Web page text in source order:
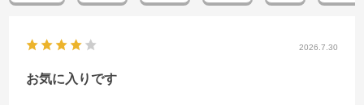
2026.7.30
お気に入りです